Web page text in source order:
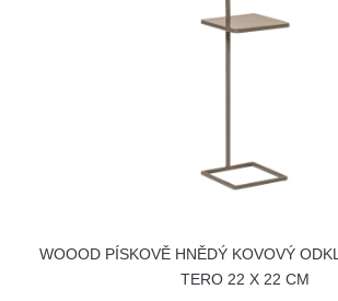
WOOOD PÍSKOVĚ HNĚDÝ KOVOVÝ
TERO 22 X 22 CM